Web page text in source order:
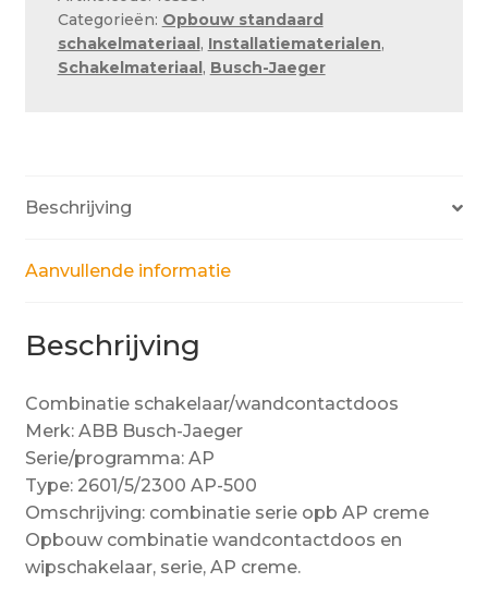
Verzending en bezorging
Winkel
serie
aantal
Categorieën: Opbouw standaard
schakelmateriaal, Installatiematerialen,
Schakelmateriaal, Busch-Jaeger
Beschrijving
Aanvullende informatie
Beschrijving
Combinatie schakelaar/wandcontactdoos
Merk: ABB Busch-Jaeger
Serie/programma: AP
Type: 2601/5/2300 AP-500
Omschrijving: combinatie serie opb AP creme
Opbouw combinatie wandcontactdoos en
wipschakelaar, serie, AP creme.